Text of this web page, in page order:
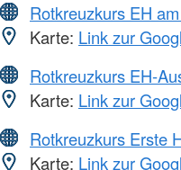
Rotkreuzkurs EH
Karte: Link zur
Rotkreuzkurs EH-
Karte: Link zur
Rotkreuzkurs Erste
Karte: Link zur